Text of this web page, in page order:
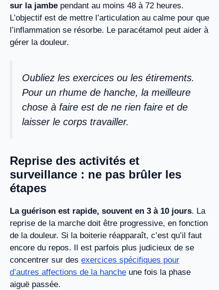
sur la jambe pendant au moins 48 à 72 heures.
L’objectif est de mettre l’articulation au calme pour que
l’inflammation se résorbe. Le paracétamol peut aider à
gérer la douleur.
Oubliez les exercices ou les étirements.
Pour un rhume de hanche, la meilleure
chose à faire est de ne rien faire et de
laisser le corps travailler.
Reprise des activités et
surveillance : ne pas brûler les
étapes
La guérison est rapide, souvent en 3 à 10 jours. La
reprise de la marche doit être progressive, en fonction
de la douleur. Si la boiterie réapparaît, c’est qu’il faut
encore du repos. Il est parfois plus judicieux de se
concentrer sur des exercices spécifiques pour
d’autres affections de la hanche une fois la phase
aiguë passée.